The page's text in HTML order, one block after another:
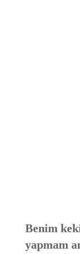
Benim
yapmam